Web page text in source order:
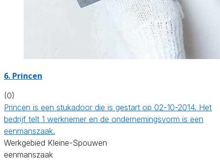
6. Princen
(0)
Princen is een stukadoor die is gestart op 02-10-2014. Het
bedrijf telt 1 werknemer en de ondernemingsvorm is een
eenmanszaak.
Werkgebied Kleine-Spouwen
eenmanszaak